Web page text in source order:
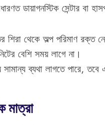
ডায়াগনস্টিক সেন্টার বা
থেকে অল্প পরিমাণ রক্ত
বেশি সময় লাগে না।
ব্যথা লাগতে পারে,
মাত্রা